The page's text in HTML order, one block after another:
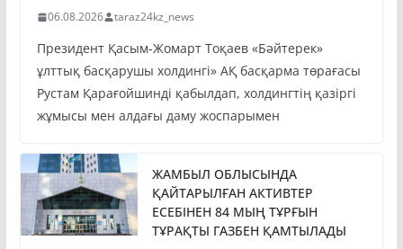
06.08.2026 taraz24kz_news
Президент Қасым-Жомарт Тоқаев «Бәйтерек»
ұлттық басқарушы холдингі» АҚ басқарма төрағасы
Рустам Қарағойшинді қабылдап, холдингтің қазіргі
жұмысы мен алдағы даму жоспарымен
ЖАМБЫЛ ОБЛЫСЫНДА
ҚАЙТАРЫЛҒАН АКТИВТЕР
ЕСЕБІНЕН 84 МЫҢ ТҰРҒЫН
ТҰРАҚТЫ ГАЗБЕН ҚАМТЫЛАДЫ